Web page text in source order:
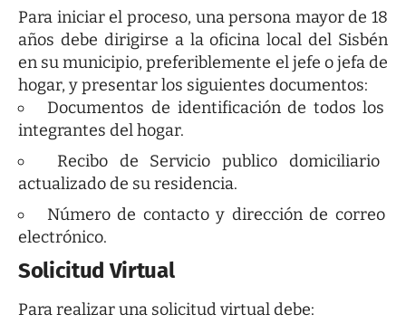
Para iniciar el proceso, una persona mayor de 18
años debe dirigirse a la oficina local del Sisbén
en su municipio, preferiblemente el jefe o jefa de
hogar, y presentar los siguientes documentos:
Documentos de identificación de todos los
integrantes del hogar.
Recibo de Servicio publico domiciliario
actualizado de su residencia.
Número de contacto y dirección de correo
electrónico.
Solicitud Virtual
Para realizar una solicitud virtual debe: